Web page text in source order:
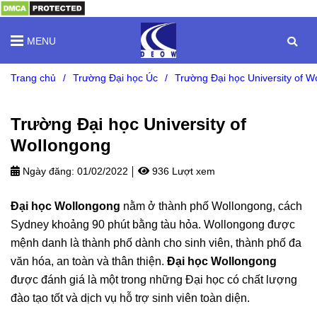
MENU
Trang chủ / Trường Đại học Úc / Trường Đại học University of
Trường Đại học University of
Wollongong
Ngày đăng: 01/02/2022 936 Lượt xem
Đại học Wollongong nằm ở thành phố Wollongong, cách
Sydney khoảng 90 phút bằng tàu hỏa. Wollongong được
mệnh danh là thành phố dành cho sinh viên, thành phố đa
văn hóa, an toàn và thân thiện. Đại học Wollongong
được đánh giá là một trong những Đại học có chất lượng
đào tạo tốt và dịch vụ hỗ trợ sinh viên toàn diện.